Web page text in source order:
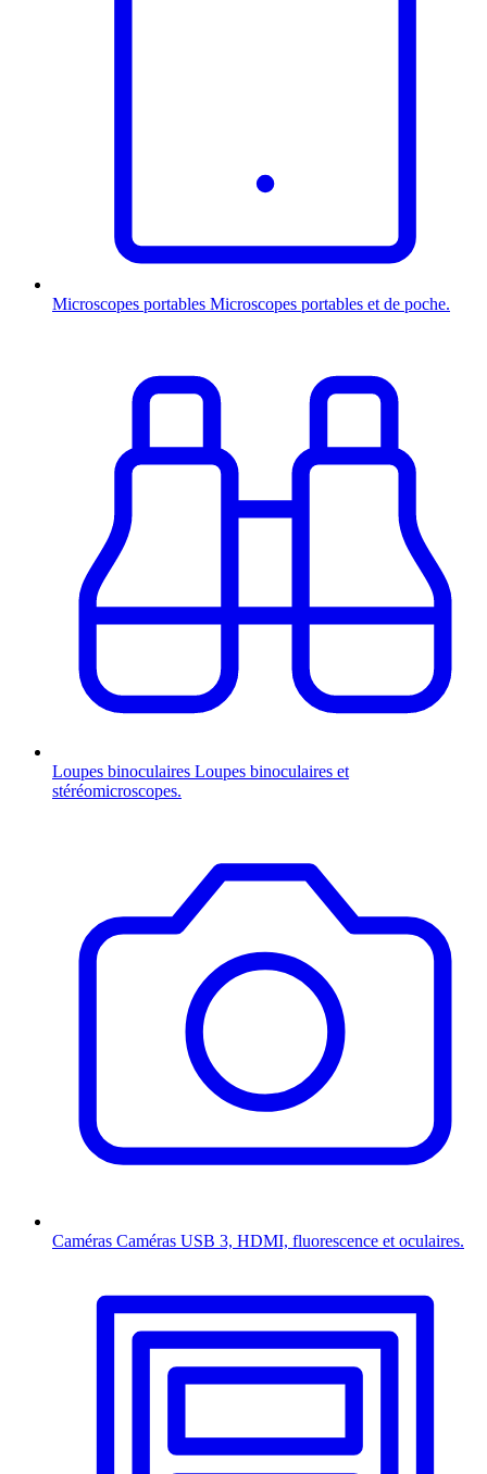
Microscopes portables Microscopes portables et de poche.
Loupes binoculaires Loupes binoculaires et
stéréomicroscopes.
Caméras Caméras USB 3, HDMI, fluorescence et oculaires.